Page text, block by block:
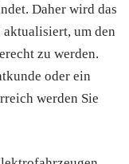
Daher wird das
um den
zu werden.
oder ein
werden Sie